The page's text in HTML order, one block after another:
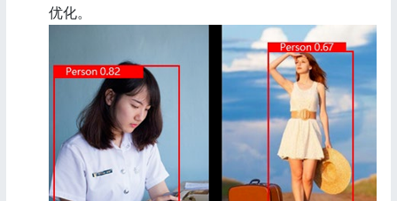
优化。